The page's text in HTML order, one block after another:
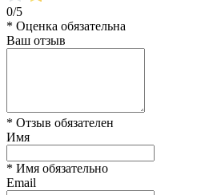
0/5
* Оценка обязательна
Ваш отзыв
* Отзыв обязателен
Имя
* Имя обязательно
Email